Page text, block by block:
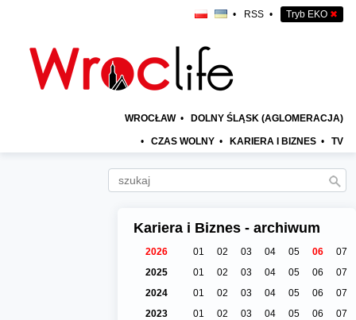
• RSS • Tryb EKO ✖
WROCŁAW • DOLNY ŚLĄSK (AGLOMERACJA)
• CZAS WOLNY • KARIERA I BIZNES • TV
Kariera i Biznes - archiwum
2026 01 02 03 04 05 06
07
2025
01 02 03 04 05 06
07
2024
01 02 03 04 05 06
07
2023
01 02 03 04 05 06
07